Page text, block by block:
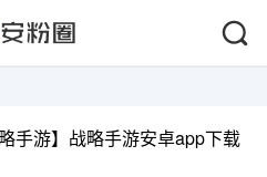
略手游】战略手游安卓app下载